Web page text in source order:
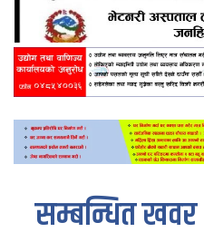
सम्बन्धित खवर